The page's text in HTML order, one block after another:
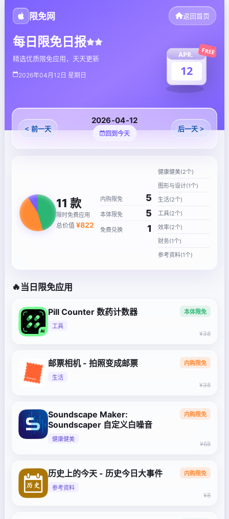
限免网 返回首页
每日限免日报
精选优质限免应用，天天更新
2026年04月12日 星期日
APR.
12
FREE
< 前一天
2026-04-12
回到今天
后一天 >
11 款
限时免费应用
总价值 ¥822
内购限免 5
本体限免 5
免费兑换 1
健康健美(2个)
图形与设计(1个)
生活(2个)
工具(2个)
效率(2个)
财务(1个)
参考资料(1个)
🔥 当日限免应用
Pill Counter 数药计数器
工具
本体限免
¥38
邮票相机 - 拍照变成邮票
生活
内购限免
¥38
Soundscape Maker:
Soundscaper 自定义白噪音
健康健美
内购限免
¥68
历史上的今天 - 历史今日大事件
参考资料
内购限免
¥8